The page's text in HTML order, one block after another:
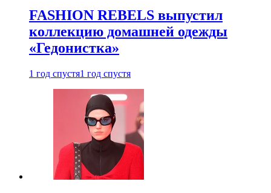
FASHION REBELS выпустил
коллекцию домашней одежды
«Гедонистка»
1 год спустя1 год спустя